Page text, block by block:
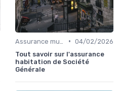
• 04/02/2026
Tout savoir sur l'assurance
habitation de Société
Générale